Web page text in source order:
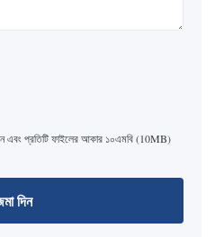
এবং প্রতিটি ফাইলের আকার ১০এমবি (10MB)
দিন